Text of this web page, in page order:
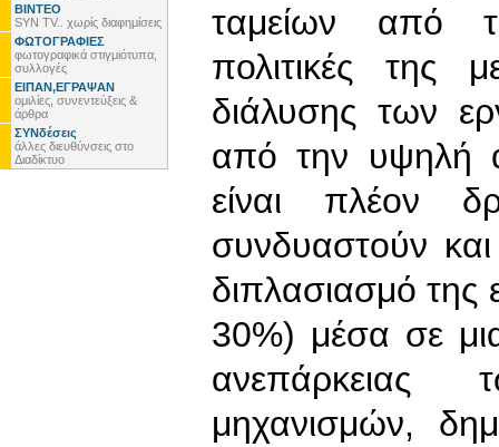
ΒΙΝΤΕΟ
SYN TV.. χωρίς διαφημίσεις
ΦΩΤΟΓΡΑΦΙΕΣ
φωτογραφικά στιγμιότυπα,
συλλογές
ΕΙΠΑΝ,ΕΓΡΑΨΑΝ
ομιλίες, συνεντεύξεις &
άρθρα
ΣΥΝδέσεις
άλλες διευθύνσεις στο
Διαδίκτυο
ταμείων από
πολιτικές της
διάλυσης των
από την υψηλή
είναι πλέον
συνδυαστούν
διπλασιασμό
30%) μέσα σε
ανεπάρκειας
μηχανισμών,